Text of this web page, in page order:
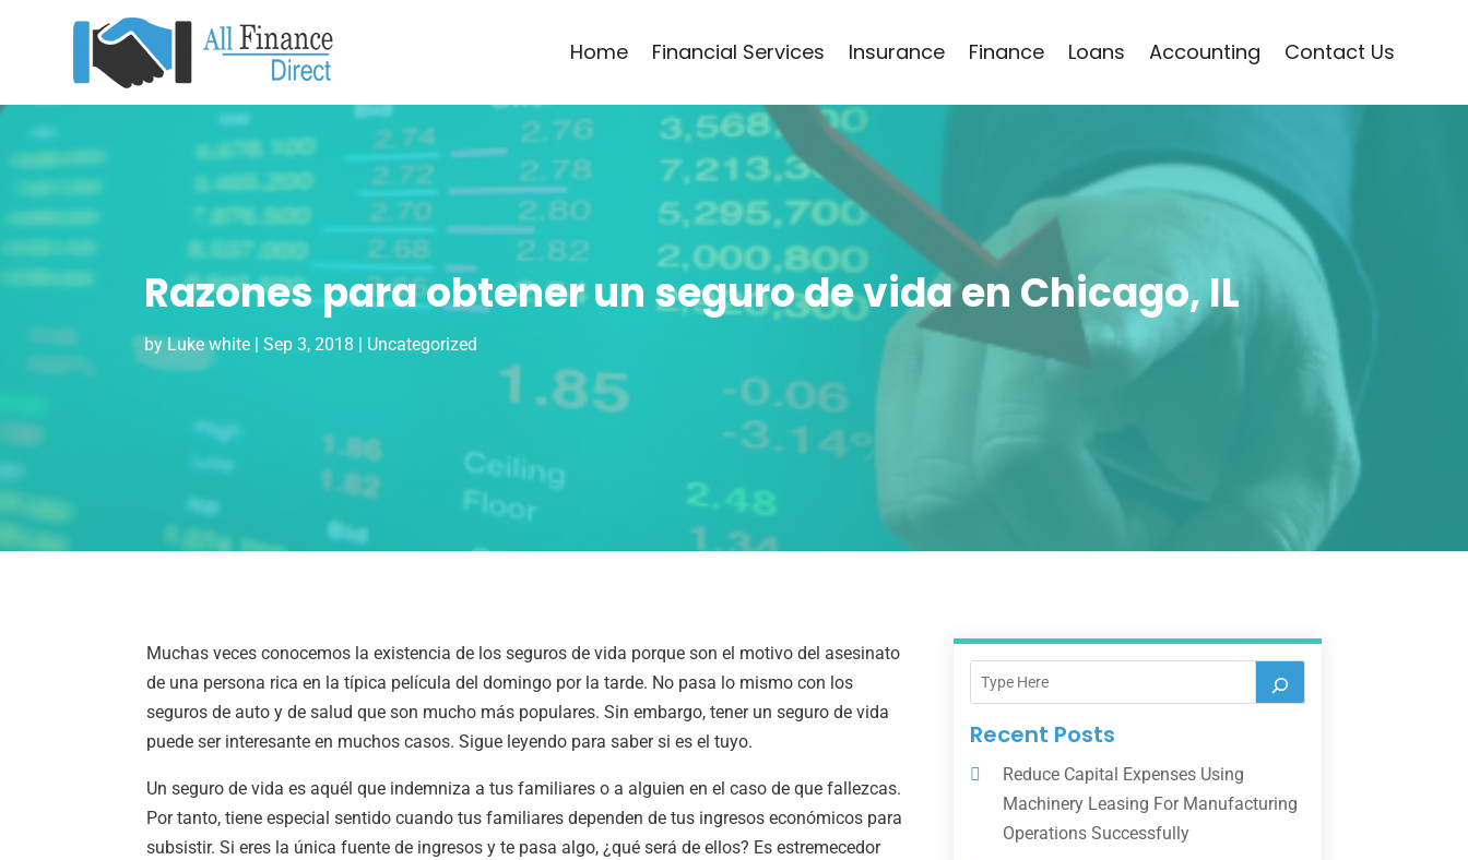
Home Financial Services Insurance Finance Loans Accounting Contact Us
Razones para obtener un seguro de vida en Chicago, IL
by Luke white| Sep 3, 2018 Uncategorized
Muchas veces conocemos la existencia de los seguros de vida porque son el motivo del asesinato
de una persona rica en la típica película del domingo por la tarde. No pasa lo mismo con los
seguros de auto y de salud que son mucho más populares. Sin embargo, tener un seguro de vida
puede ser interesante en muchos casos. Sigue leyendo para saber si es el tuyo.
Un seguro de vida es aquél que indemniza a tus familiares o a alguien en el caso de que fallezcas.
Por tanto, tiene especial sentido cuando tus familiares dependen de tus ingresos económicos para
subsistir. Si eres la única fuente de ingresos y te pasa algo, ¿qué será de ellos? Es estremecedor
Recent Posts
Reduce Capital Expenses Using
Machinery Leasing For Manufacturing
Operations Successfully